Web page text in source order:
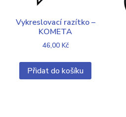
Vykreslovací razítko –
KOMETA
46,00 Kč
Přidat do košíku